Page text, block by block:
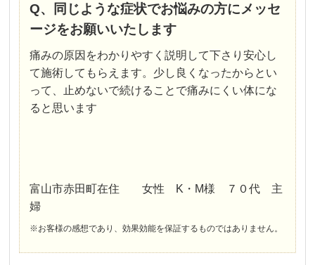
Q、同じような症状でお悩みの方にメッセ
ージをお願いいたします
痛みの原因をわかりやすく説明して下さり安心し
て施術してもらえます。少し良くなったからとい
って、止めないで続けることで痛みにくい体にな
ると思います
富山市赤田町在住 女性 K・М様 ７０代 主
婦
※お客様の感想であり、効果効能を保証するものではありません。